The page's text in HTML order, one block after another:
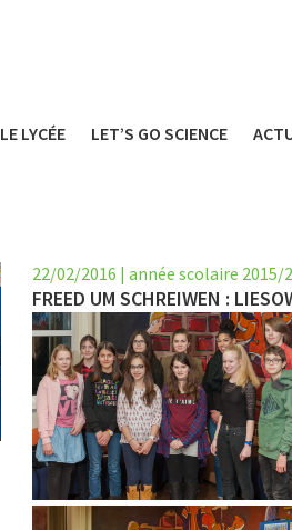
LE LYCÉE LET’S GO SCIENCE
22/02/2016 |année scolaire 2015/
FREED UM SCHREIWEN :